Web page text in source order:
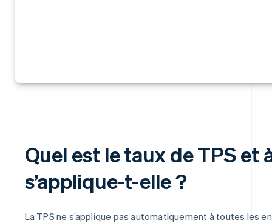
Quel est le taux de TPS et
s’applique-t-elle ?
La TPS ne s’applique pas automatiquement à toutes les